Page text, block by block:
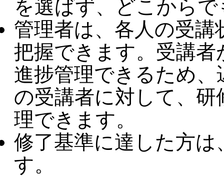
を選ばず、どこから
管理者は、各人の受
把握できます。受講
進捗管理できるため
の受講者に対して、
理できます。
修了基準に達した方
す。